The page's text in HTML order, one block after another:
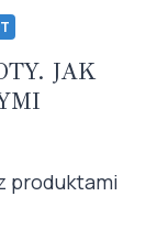
JAK
produktami